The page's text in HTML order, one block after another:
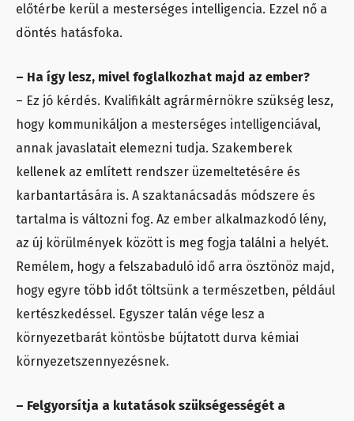
előtérbe kerül a mesterséges intelligencia. Ezzel nő a
döntés hatásfoka.
– Ha így lesz, mivel foglalkozhat majd az ember?
– Ez jó kérdés. Kvalifikált agrármérnökre szükség lesz,
hogy kommunikáljon a mesterséges intelligenciával,
annak javaslatait elemezni tudja. Szakemberek
kellenek az említett rendszer üzemeltetésére és
karbantartására is. A szaktanácsadás módszere és
tartalma is változni fog. Az ember alkalmazkodó lény,
az új körülmények között is meg fogja találni a helyét.
Remélem, hogy a felszabaduló idő arra ösztönöz majd,
hogy egyre több időt töltsünk a természetben, például
kertészkedéssel. Egyszer talán vége lesz a
környezetbarát köntösbe bújtatott durva kémiai
környezetszennyezésnek.
– Felgyorsítja a kutatások szükségességét a